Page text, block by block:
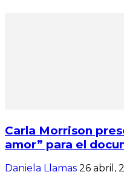
Carla Morrison
amor” para el
Daniela Llamas 26 abril,